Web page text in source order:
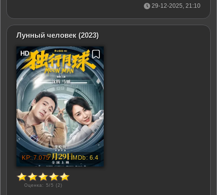
29-12-2025, 21:10
Лунный человек (2023)
Оценка: 5/5 (2)